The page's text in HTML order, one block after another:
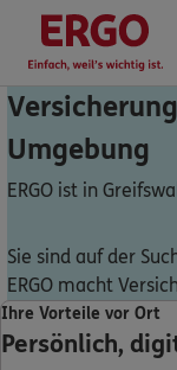
Versicherung vor Ort
Umgebung
ERGO ist in
Sie sind auf der
ERGO macht
Ihre Vorteile vor Ort
Persönlich,